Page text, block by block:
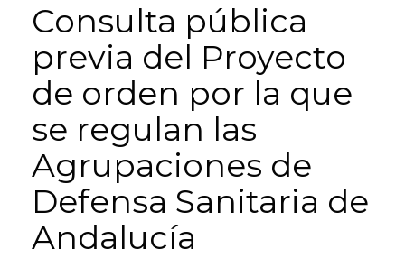
Consulta pública
previa del Proyecto
de orden por la que
se regulan las
Agrupaciones de
Defensa Sanitaria de
Andalucía